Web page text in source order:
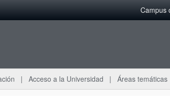
Campus
Acceso a la Universidad Áreas temáticas